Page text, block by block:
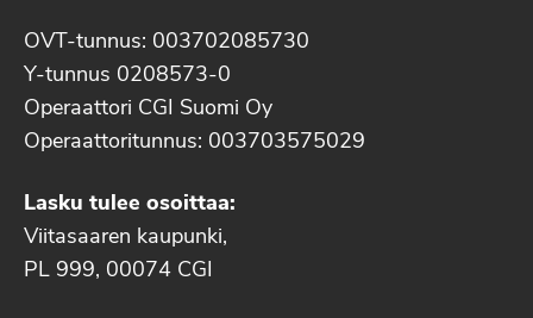
OVT-tunnus: 003702085730
Y-tunnus 0208573-0
Operaattori CGI Suomi Oy
Operaattoritunnus: 003703575029
Lasku tulee osoittaa:
Viitasaaren kaupunki,
PL 999, 00074 CGI